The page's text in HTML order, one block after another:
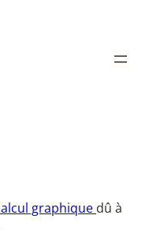
graphique dû à